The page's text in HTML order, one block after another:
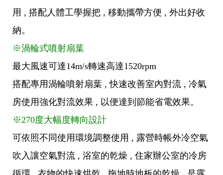
用 , 搭配人體工學握把 , 移動攜帶方便 , 外出好收
納。
※渦輪式噴射扇葉
最大風速可達14m/s轉速高達1520rpm
搭配專用渦輪噴射扇葉 , 快速改善室內對流 , 冷氣
房使用強化對流效果 , 以便達到節能省電效果。
※270度大幅度轉向設計
可依照不同使用環境調整使用 , 露營時帳外冷空氣
吹入讓空氣對流 , 浴室的乾燥 , 住家辦公室的冷房